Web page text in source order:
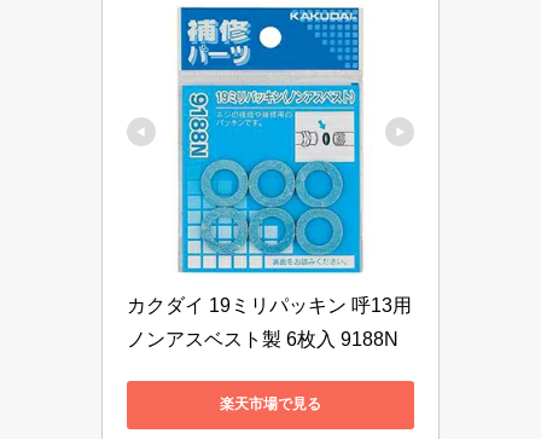
カクダイ 19ミリパッキン 呼13用
ノンアスベスト製 6枚入 9188N
楽天市場で見る